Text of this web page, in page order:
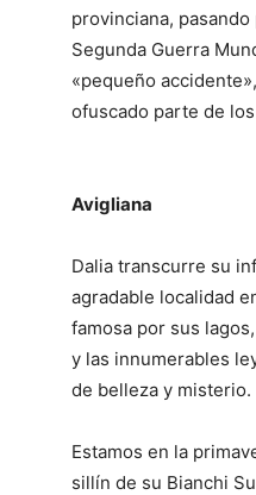
provinciana,
Segunda Guerra
«pequeño
ofuscado parte de
Avigliana
Dalia transcurre su
agradable localidad
famosa por sus
y las innumerables
de belleza y misterio.
Estamos en la
sillín de su Bianchi